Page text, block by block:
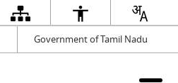
Government of Tamil Nadu